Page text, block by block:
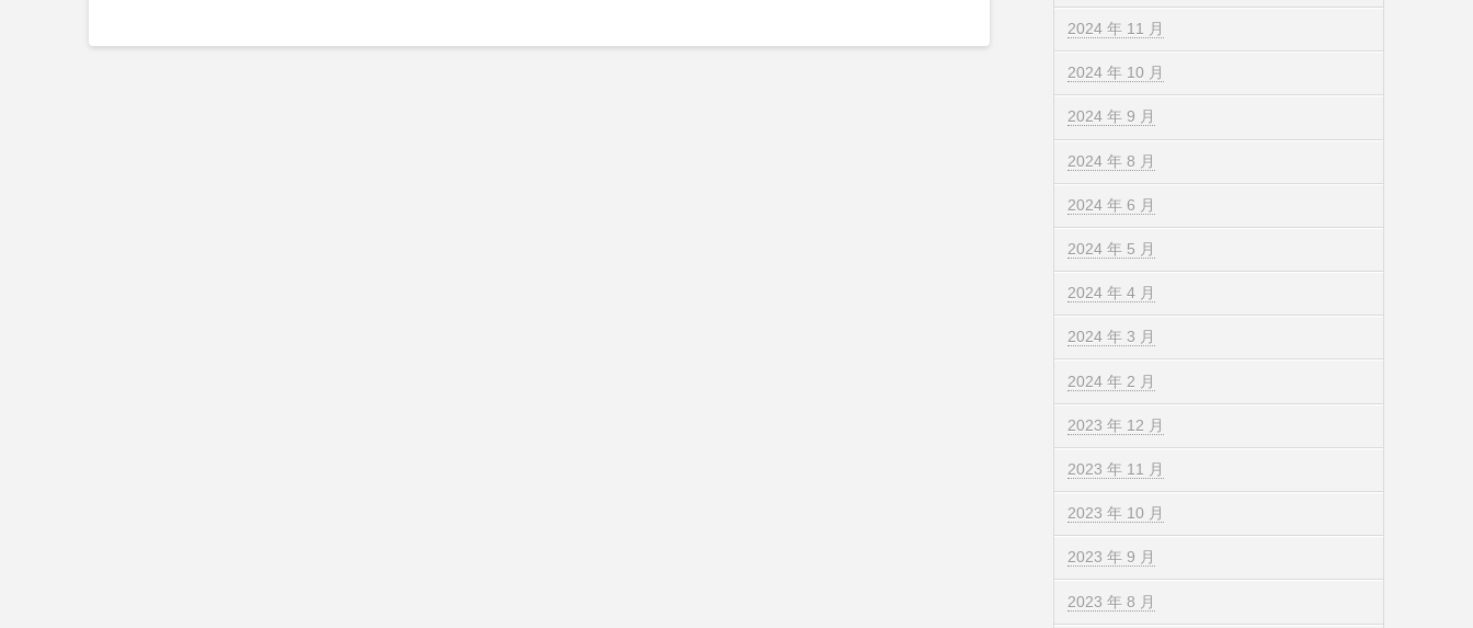
2024 年 11 月
2024 年 10 月
2024 年 9 月
2024 年 8 月
2024 年 6 月
2024 年 5 月
2024 年 4 月
2024 年 3 月
2024 年 2 月
2023 年 12 月
2023 年 11 月
2023 年 10 月
2023 年 9 月
2023 年 8 月